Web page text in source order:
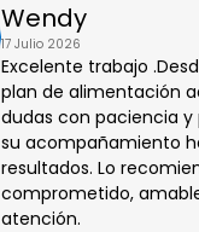
Wendy
17 Julio 2026
Excelente trabajo
plan de alimentación
dudas con paciencia y
su acompañamiento
resultados. Lo
comprometido,
atención.